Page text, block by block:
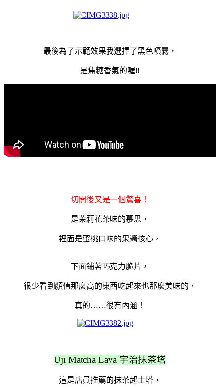
最後為了示範效果我選擇了黑色噴霧，
是焦糖香氣的喔!!
切開後又是一個驚喜！
是茉莉花茶味的慕思，
裡面是蜜桃口味的果醬核心，
下面鋪著巧克力脆片，
很少看到顏值那麼高的東西吃起來也那麼美味的，
真的……很有內涵！
Uji Matcha Lava 宇治抹茶塔
這是店員推薦的抹茶起士塔，